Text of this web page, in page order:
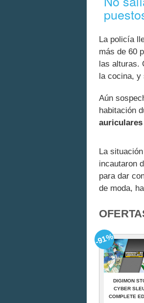
La policía
más de 60
las alturas.
la cocina, y
Aún
habitación
La
incautaron
para dar
de moda,
DIGIMON
CYBER
COMPLETE
-91%